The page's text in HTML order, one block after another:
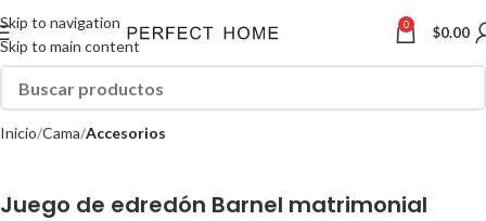
Skip to navigation
Skip to main content
0 $0.00
Inicio Cama Accesorios
Juego de edredón Barnel matrimonial